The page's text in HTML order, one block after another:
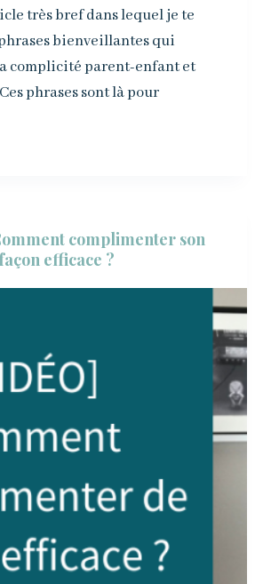
très bref dans lequel je te
bienveillantes qui
complicité parent-enfant et
phrases sont là pour
complimenter son
efficace ?